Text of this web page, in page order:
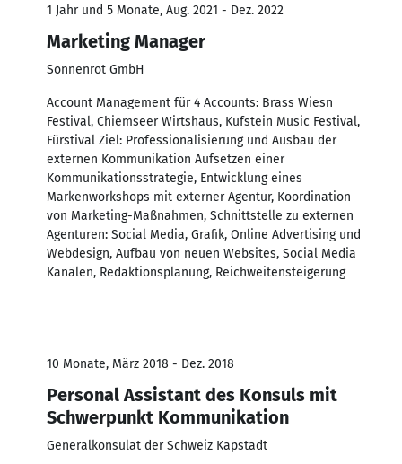
1 Jahr und 5 Monate, Aug. 2021 - Dez. 2022
Marketing Manager
Sonnenrot GmbH
Account Management für 4 Accounts: Brass Wiesn
Festival, Chiemseer Wirtshaus, Kufstein Music Festival,
Fürstival Ziel: Professionalisierung und Ausbau der
externen Kommunikation Aufsetzen einer
Kommunikationsstrategie, Entwicklung eines
Markenworkshops mit externer Agentur, Koordination
von Marketing-Maßnahmen, Schnittstelle zu externen
Agenturen: Social Media, Grafik, Online Advertising und
Webdesign, Aufbau von neuen Websites, Social Media
Kanälen, Redaktionsplanung, Reichweitensteigerung
10 Monate, März 2018 - Dez. 2018
Personal Assistant des Konsuls mit
Schwerpunkt Kommunikation
Generalkonsulat der Schweiz Kapstadt